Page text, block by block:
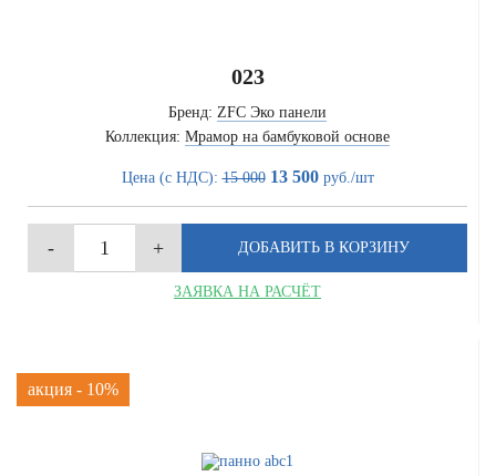
023
Бренд: ZFC Эко панели
Коллекция: Мрамор на бамбуковой основе
Цена (с НДС):15 000 13 500руб./шт
ЗАЯВКА НА РАСЧЁТ
акция - 10%